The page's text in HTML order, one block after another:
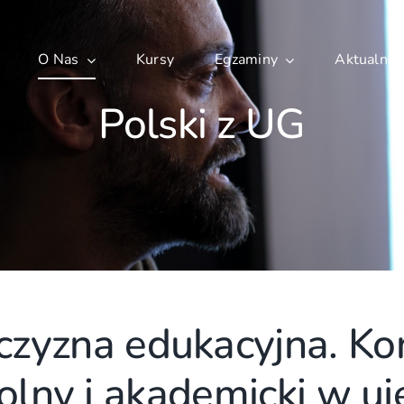
O Nas Kursy Egzaminy Aktualności
Polski z UG
edukacyjna.